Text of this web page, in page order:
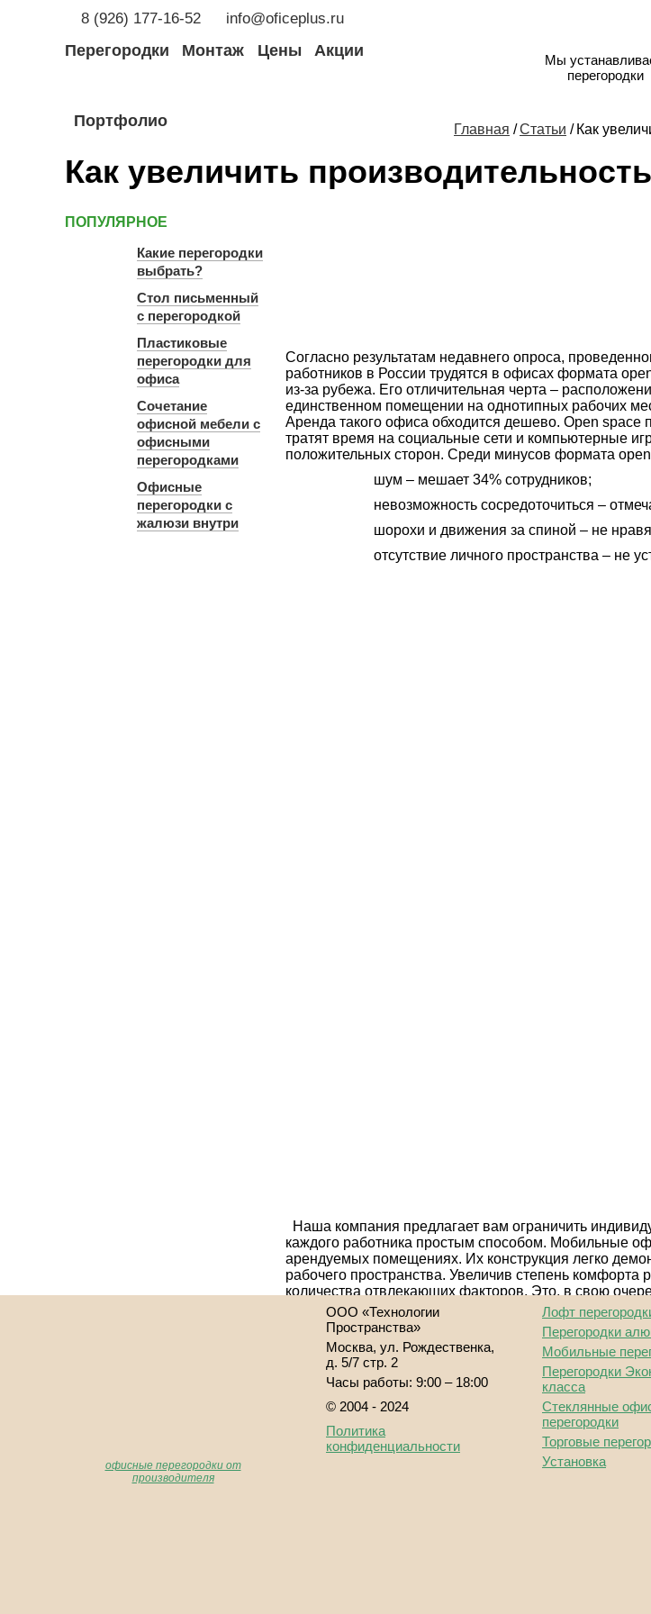
8 (926) 177-16-52 info@oficeplus.ru
Перегородки Монтаж Цены Акции
Портфолио
Мы
перегородки
Главная /Статьи / Как
Как увеличить
ПОПУЛЯРНОЕ
Какие перегородки
выбрать?
Стол письменный
с перегородкой
Пластиковые
перегородки для
офиса
Сочетание
офисной мебели с
офисными
перегородками
Офисные
перегородки с
жалюзи внутри
Согласно результатам недавнего опроса,
работников в России трудятся в офисах формата
из-за рубежа. Его отличительная черта –
единственном помещении на однотипных рабочих
Аренда такого офиса обходится дешево. Open space
тратят время на социальные сети и компьютерные
положительных сторон. Среди минусов формата
шум – мешает 34% сотрудников;
невозможность сосредоточиться –
шорохи и движения за спиной – не
отсутствие личного пространства – не
Наша компания предлагает вам ограничить
каждого работника простым способом. Мобильные
арендуемых помещениях. Их конструкция легко
рабочего пространства. Увеличив степень комфорта
количества отвлекающих факторов. Это, в свою
поддержания контроля над работой подчиненных
полностью.
ООО «Технологии
Пространства»
Москва, ул. Рождественка,
д. 5/7 стр. 2
Часы работы: 9:00 – 18:00
© 2004 - 2024
Политика
конфиденциальности
Лофт
Перегородки
Мобильные
Перегородки
класса
Стеклянные
перегородки
Торговые
Установка
офисные перегородки от
производителя